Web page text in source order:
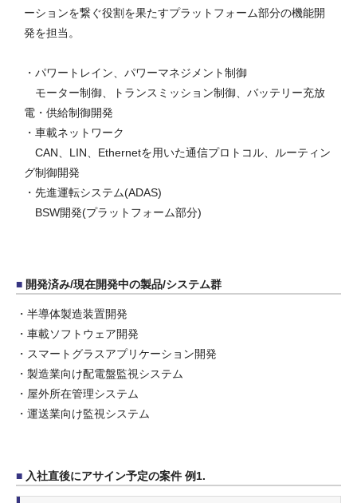
ーションを繋ぐ役割を果たすプラットフォーム部分の機能開
発を担当。
・パワートレイン、パワーマネジメント制御
モーター制御、トランスミッション制御、バッテリー充放
電・供給制御開発
・車載ネットワーク
CAN、LIN、Ethernetを用いた通信プロトコル、ルーティン
グ制御開発
・先進運転システム(ADAS)
BSW開発(プラットフォーム部分)
開発済み/現在開発中の製品/システム群
・半導体製造装置開発
・車載ソフトウェア開発
・スマートグラスアプリケーション開発
・製造業向け配電盤監視システム
・屋外所在管理システム
・運送業向け監視システム
入社直後にアサイン予定の案件 例1.